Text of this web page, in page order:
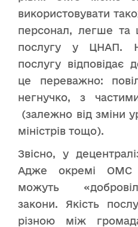
використовувати
персонал, легше та
послугу у ЦНАП.
послугу відповідає
це переважно:
негнучко, з
(залежно від зміни
міністрів тощо).
Звісно, у
Адже окремі ОМС
можуть
закони. Якість
різною між